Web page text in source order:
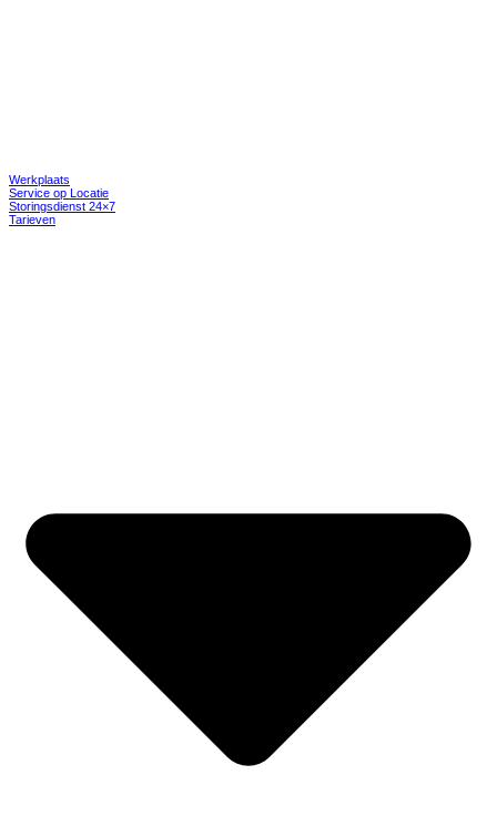
Werkplaats
Service op Locatie
Storingsdienst 24×7
Tarieven